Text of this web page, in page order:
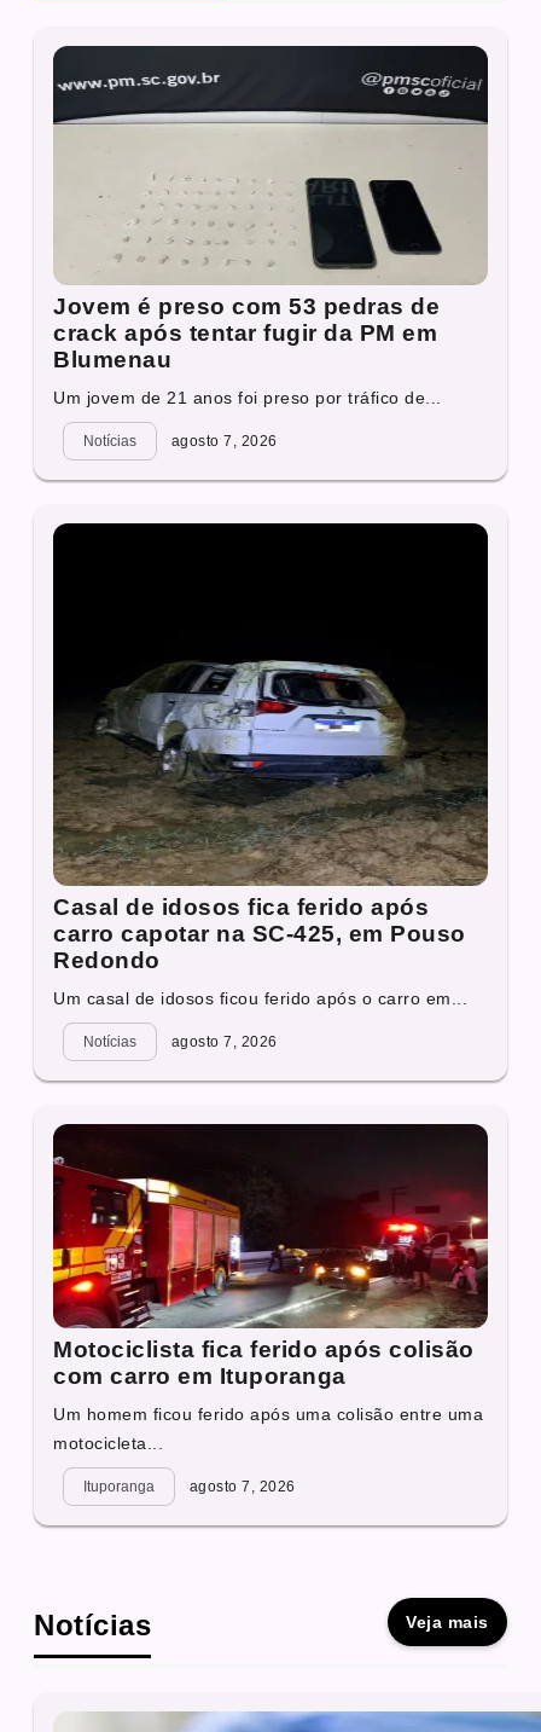
Jovem é preso com 53 pedras de
crack após tentar fugir da PM em
Blumenau
Um jovem de 21 anos foi preso por tráfico de...
Notícias agosto 7, 2026
Casal de idosos fica ferido após
carro capotar na SC-425, em Pouso
Redondo
Um casal de idosos ficou ferido após o carro em...
Notícias agosto 7, 2026
Motociclista fica ferido após colisão
com carro em Ituporanga
Um homem ficou ferido após uma colisão entre uma
motocicleta...
Ituporanga agosto 7, 2026
Notícias Veja mais